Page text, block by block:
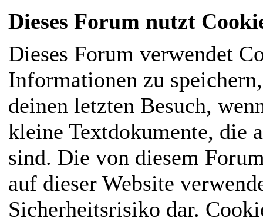
Dieses Forum nutzt
Dieses Forum verwendet
Informationen zu
deinen letzten Besuch,
kleine Textdokumente, die
sind. Die von diesem
auf dieser Website
Sicherheitsrisiko dar.